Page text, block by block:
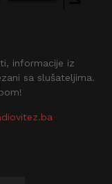
informacije iz
sa slušateljima.